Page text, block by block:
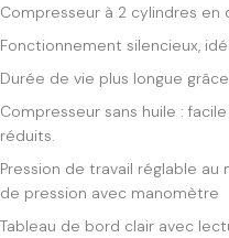
Compresseur à 2 cylindres en
Fonctionnement silencieux,
Durée de vie plus longue
Compresseur sans huile :
réduits.
Pression de travail réglable au
de pression avec manomètre
Tableau de bord clair avec